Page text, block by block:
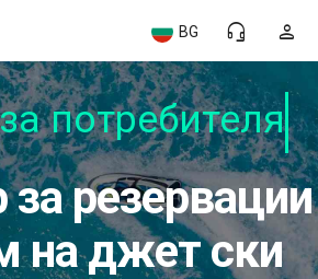
person
headset_mic
BG
потребителя
на джет ски